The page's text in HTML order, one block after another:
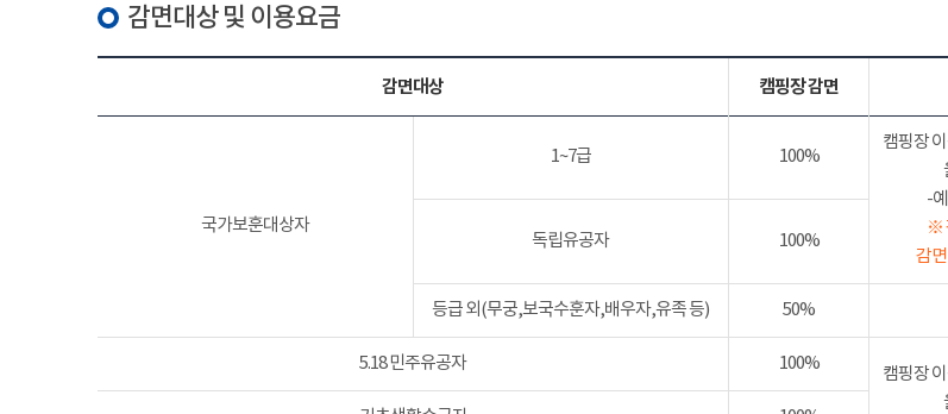
감면대상 및 이용요금
감면대상 캠핑장 감면
국가보훈대상자
1~7급 100%
캠핑장
-
※
감
독립유공자 100%
등급 외(무궁,보국수훈자,배우자,유족 등) 50%
5.18 민주유공자 100%
캠핑장